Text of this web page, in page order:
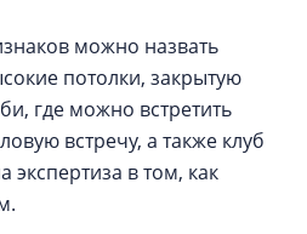
можно назвать
потолки, закрытую
где можно встретить
встречу, а также клуб
в том, как